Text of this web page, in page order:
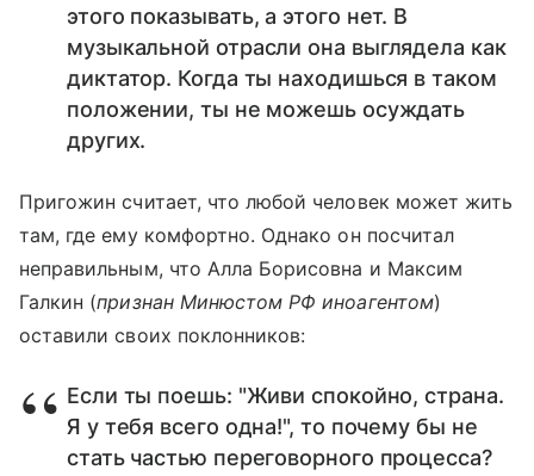
этого показывать, а этого нет. В
музыкальной отрасли она выглядела как
диктатор. Когда ты находишься в таком
положении, ты не можешь осуждать
других.
Пригожин считает, что любой человек может жить
там, где ему комфортно. Однако он посчитал
неправильным, что Алла Борисовна и Максим
Галкин (признан Минюстом РФ иноагентом)
оставили своих поклонников:
Если ты поешь: "Живи спокойно, страна.
Я у тебя всего одна!", то почему бы не
стать частью переговорного процесса?